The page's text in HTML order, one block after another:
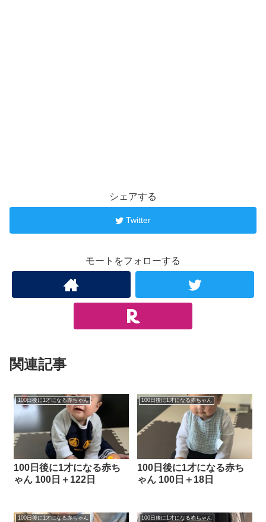
シェアする
Twitter
モートをフォローする
関連記事
100日後に1才になる赤ちゃん
100日後に1才になる赤ち
ゃん 100日＋122日
100日後に1才になる赤ちゃん
100日後に1才になる赤ち
ゃん 100日＋18日
100日後に1才になる赤ちゃん 100日後に1才になる赤ちゃん